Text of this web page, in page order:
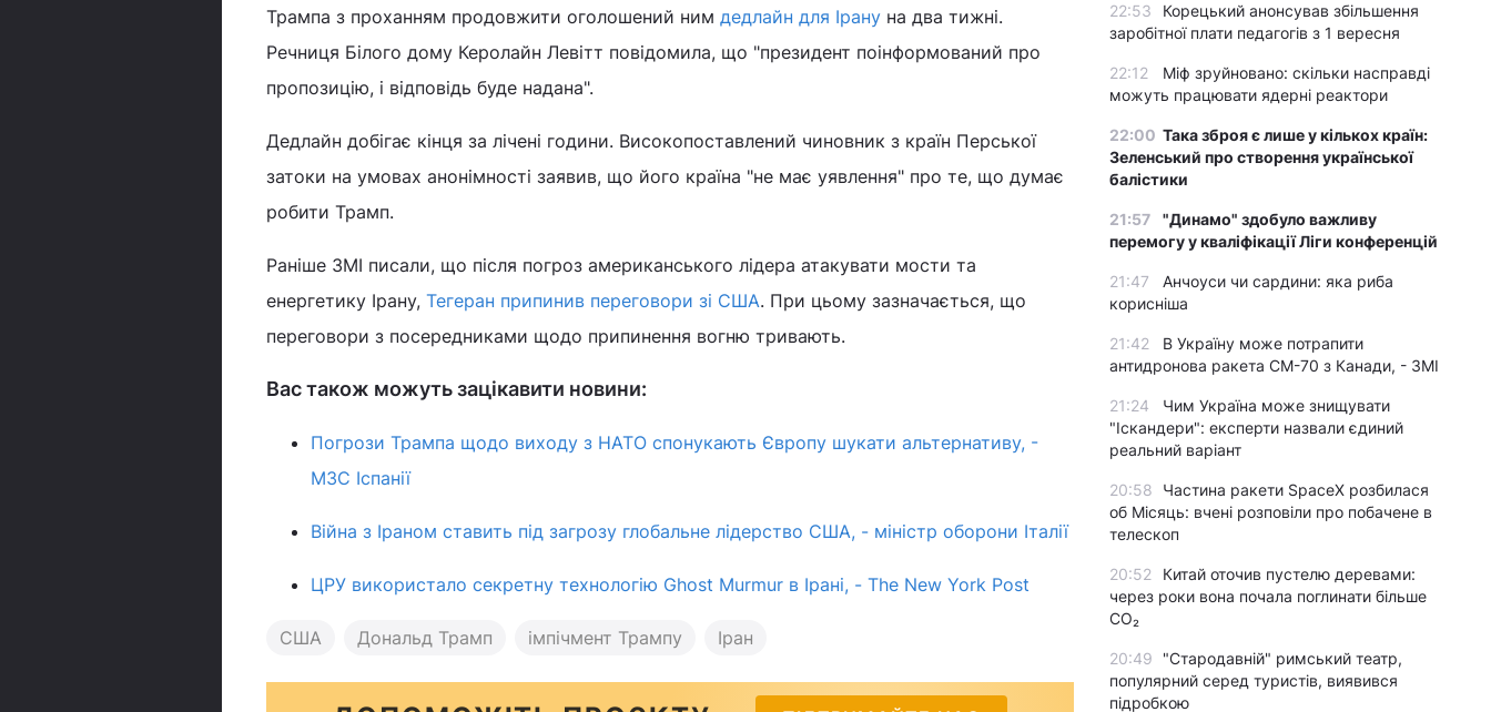
Трампа з проханням продовжити оголошений ним дедлайн для Ірану на два тижні.
Речниця Білого дому Керолайн Левітт повідомила, що "президент поінформований про
пропозицію, і відповідь буде надана".
Дедлайн добігає кінця за лічені години. Високопоставлений чиновник з країн Перської
затоки на умовах анонімності заявив, що його країна "не має уявлення" про те, що думає
робити Трамп.
Раніше ЗМІ писали, що після погроз американського лідера атакувати мости та
енергетику Ірану, Тегеран припинив переговори зі США. При цьому зазначається, що
переговори з посередниками щодо припинення вогню тривають.
Вас також можуть зацікавити новини:
Погрози Трампа щодо виходу з НАТО спонукають Європу шукати альтернативу, -
МЗС Іспанії
Війна з Іраном ставить під загрозу глобальне лідерство США, - міністр оборони Італії
ЦРУ використало секретну технологію Ghost Murmur в Ірані, - The New York Post
США Дональд Трамп імпічмент Трампу Іран
22:53
Корецький анонсував збільшення
заробітної плати педагогів з 1 вересня
22:12
Міф зруйновано: скільки насправді
можуть працювати ядерні реактори
22:00 Така зброя є лише у кількох країн:
Зеленський про створення української
балістики
21:57
"Динамо" здобуло важливу
перемогу у кваліфікації Ліги конференцій
21:47
Анчоуси чи сардини: яка риба
корисніша
21:42
В Україну може потрапити
антидронова ракета CM-70 з Канади, - ЗМІ
21:24
Чим Україна може знищувати
"Іскандери": експерти назвали єдиний
реальний варіант
20:58
Частина ракети SpaceX розбилася
об Місяць: вчені розповіли про побачене в
телескоп
20:52
Китай оточив пустелю деревами:
через роки вона почала поглинати більше
CO₂
20:49
"Стародавній" римський театр,
популярний серед туристів, виявився
підробкою